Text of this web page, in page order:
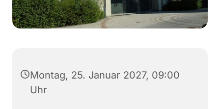
Montag, 25. Januar 2027, 09:00
Uhr